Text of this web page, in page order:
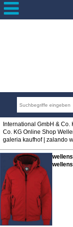
International GmbH & Co.
Co. KG Online Shop
galeria kaufhof | zalando